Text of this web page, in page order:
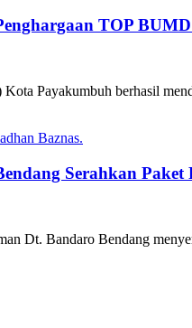
TOP
Payakumbuh berhasil
Serahkan Paket
Dt. Bandaro Bendang